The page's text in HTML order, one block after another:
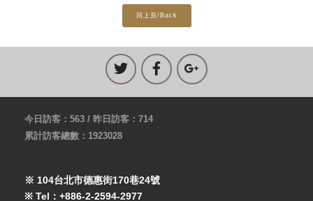
回上頁/Back
今日訪客：563 / 昨日訪客：714
累計訪客總數：1923028
※ 104台北市德惠街170巷24號
※ Tel：+886-2-2594-2977